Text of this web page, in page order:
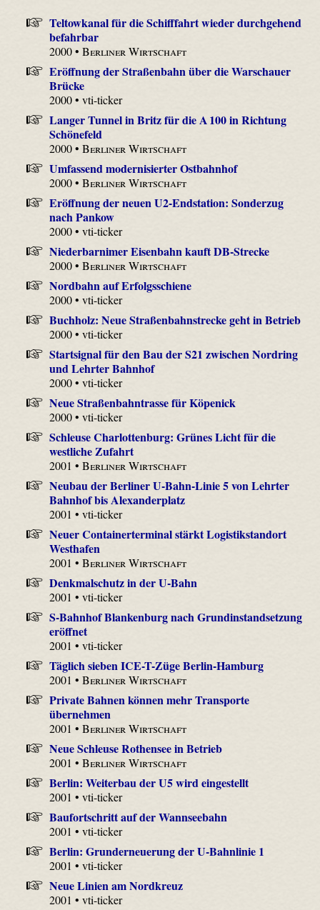
Teltowkanal für die Schifffahrt wieder durchgehend
befahrbar
2000 •Berliner Wirtschaft
Eröffnung der Straßenbahn über die Warschauer
Brücke
2000 • vti-ticker
Langer Tunnel in Britz für die A 100 in Richtung
Schönefeld
2000 •Berliner Wirtschaft
Umfassend modernisierter Ostbahnhof
2000 •Berliner Wirtschaft
Eröffnung der neuen U2-Endstation: Sonderzug
nach Pankow
2000 • vti-ticker
Niederbarnimer Eisenbahn kauft DB-Strecke
2000 •Berliner Wirtschaft
Nordbahn auf Erfolgsschiene
2000 • vti-ticker
Buchholz: Neue Straßenbahnstrecke geht in Betrieb
2000 • vti-ticker
Startsignal für den Bau der S21 zwischen Nordring
und Lehrter Bahnhof
2000 • vti-ticker
Neue Straßenbahntrasse für Köpenick
2000 • vti-ticker
Schleuse Charlottenburg: Grünes Licht für die
westliche Zufahrt
2001 •Berliner Wirtschaft
Neubau der Berliner U-Bahn-Linie 5 von Lehrter
Bahnhof bis Alexanderplatz
2001 • vti-ticker
Neuer Containerterminal stärkt Logistikstandort
Westhafen
2001 •Berliner Wirtschaft
Denkmalschutz in der U-Bahn
2001 • vti-ticker
S-Bahnhof Blankenburg nach Grundinstandsetzung
eröffnet
2001 • vti-ticker
Täglich sieben ICE-T-Züge Berlin-Hamburg
2001 •Berliner Wirtschaft
Private Bahnen können mehr Transporte
übernehmen
2001 •Berliner Wirtschaft
Neue Schleuse Rothensee in Betrieb
2001 •Berliner Wirtschaft
Berlin: Weiterbau der U5 wird eingestellt
2001 • vti-ticker
Baufortschritt auf der Wannseebahn
2001 • vti-ticker
Berlin: Grunderneuerung der U-Bahnlinie 1
2001 • vti-ticker
Neue Linien am Nordkreuz
2001 • vti-ticker